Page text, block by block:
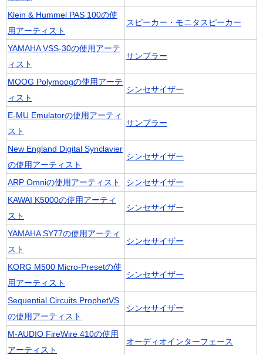
Klein & Hummel PAS 100の使
用アーティスト
スピーカー・モニタスピーカー
YAMAHA VSS-30の使用アーテ
ィスト
サンプラー
MOOG Polymoogの使用アーテ
ィスト
シンセサイザー
E-MU Emulatorの使用アーティ
スト
サンプラー
New England Digital Synclavier
の使用アーティスト
シンセサイザー
ARP Omniの使用アーティスト
シンセサイザー
KAWAI K5000の使用アーティ
スト
シンセサイザー
YAMAHA SY77の使用アーティ
スト
シンセサイザー
KORG M500 Micro-Presetの使
用アーティスト
シンセサイザー
Sequential Circuits ProphetVS
の使用アーティスト
シンセサイザー
M-AUDIO FireWire 410の使用
アーティスト
オーディオインターフェース